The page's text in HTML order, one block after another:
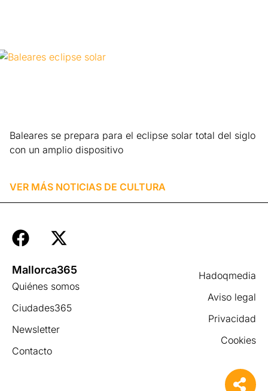
Baleares se prepara para el eclipse solar total del siglo
con un amplio dispositivo
VER MÁS NOTICIAS DE CULTURA
Hadoqmedia
Aviso legal
Privacidad
Cookies
Mallorca365
Quiénes somos
Ciudades365
Newsletter
Contacto